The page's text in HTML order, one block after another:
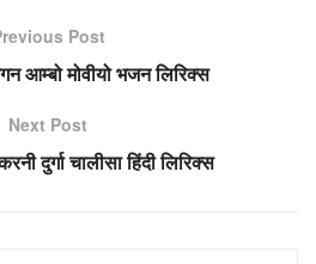
Post
आम्बो मोवीयो भजन लिरिक्स
Next Post
दुर्गा चालीसा हिंदी लिरिक्स